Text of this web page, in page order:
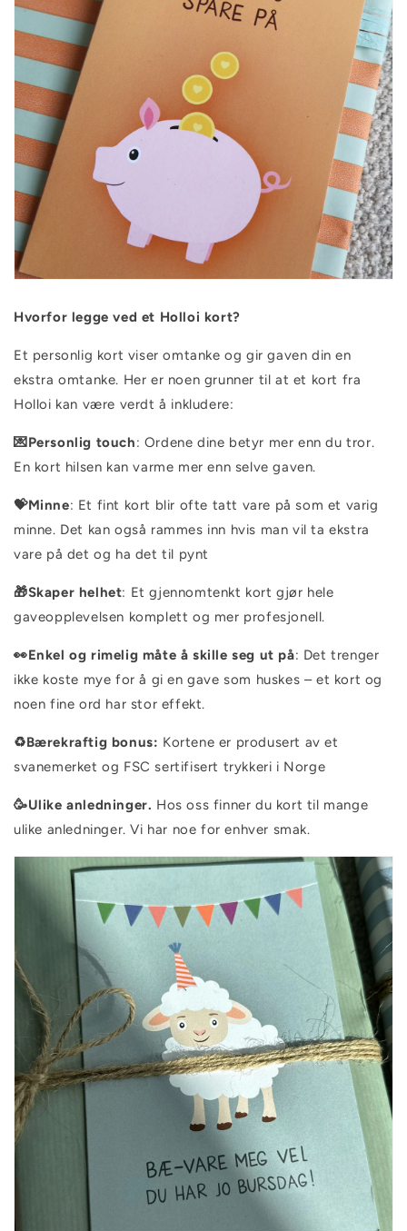
Hvorfor legge ved et Holloi kort?
Et personlig kort viser omtanke og gir gaven din en
ekstra omtanke. Her er noen grunner til at et kort fra
Holloi kan være verdt å inkludere:
💌Personlig touch: Ordene dine betyr mer enn du tror.
En kort hilsen kan varme mer enn selve gaven.
💝Minne: Et fint kort blir ofte tatt vare på som et varig
minne. Det kan også rammes inn hvis man vil ta ekstra
vare på det og ha det til pynt
🎁Skaper helhet: Et gjennomtenkt kort gjør hele
gaveopplevelsen komplett og mer profesjonell.
👀Enkel og rimelig måte å skille seg ut på: Det trenger
ikke koste mye for å gi en gave som huskes – et kort og
noen fine ord har stor effekt.
♻️Bærekraftig bonus: Kortene er produsert av et
svanemerket og FSC sertifisert trykkeri i Norge
🥳Ulike anledninger. Hos oss finner du kort til mange
ulike anledninger. Vi har noe for enhver smak.